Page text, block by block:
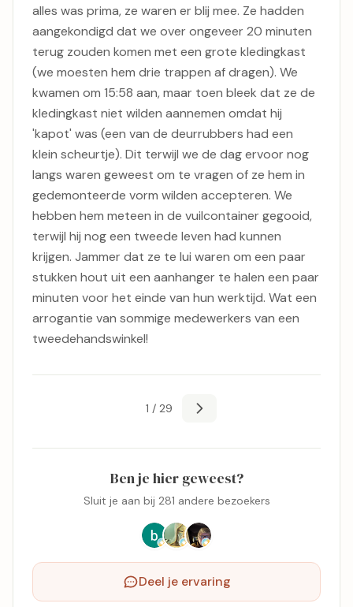
alles was prima, ze waren er blij mee. Ze hadden
aangekondigd dat we over ongeveer 20 minuten
terug zouden komen met een grote kledingkast
(we moesten hem drie trappen af ​​dragen). We
kwamen om 15:58 aan, maar toen bleek dat ze de
kledingkast niet wilden aannemen omdat hij
'kapot' was (een van de deurrubbers had een
klein scheurtje). Dit terwijl we de dag ervoor nog
langs waren geweest om te vragen of ze hem in
gedemonteerde vorm wilden accepteren. We
hebben hem meteen in de vuilcontainer gegooid,
terwijl hij nog een tweede leven had kunnen
krijgen. Jammer dat ze te lui waren om een ​​paar
stukken hout uit een aanhanger te halen een paar
minuten voor het einde van hun werktijd. Wat een
arrogantie van sommige medewerkers van een
tweedehandswinkel!
1 / 29
Ben je hier geweest?
Sluit je aan bij 281 andere bezoekers
Deel je ervaring